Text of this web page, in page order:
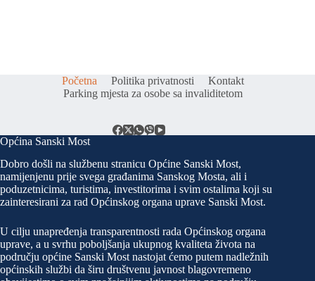
Početna Politika privatnosti
Kontakt
Parking mjesta za osobe sa invaliditetom
Općina Sanski Most
Dobro došli na službenu stranicu Općine Sanski Most,
namijenjenu prije svega građanima Sanskog Mosta, ali i
poduzetnicima, turistima, investitorima i svim ostalima koji su
zainteresirani za rad Općinskog organa uprave Sanski Most.
U cilju unapređenja transparentnosti rada Općinskog organa
uprave, a u svrhu poboljšanja ukupnog kvaliteta života na
području općine Sanski Most nastojat ćemo putem nadležnih
općinskih službi da širu društvenu javnost blagovremeno